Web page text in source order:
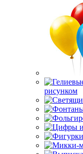
рисунком